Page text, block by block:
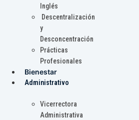
Inglés
Descentralización
y
Desconcentración
Prácticas
Profesionales
Bienestar
Administrativo
Vicerrectora
Administrativa